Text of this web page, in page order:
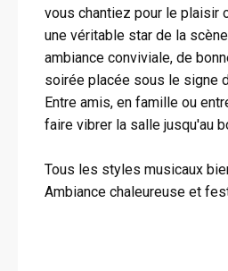
vous chantiez pour le plaisir
une véritable star de la
ambiance conviviale, de
soirée placée sous le signe
Entre amis, en famille ou
faire vibrer la salle jusqu'au
Tous les styles musicaux
Ambiance chaleureuse et